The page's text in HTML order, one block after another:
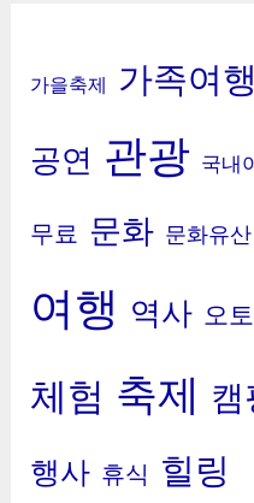
가을축제 가족여행
공연 관광 국내
무료 문화 문화유산
여행 역사 오
체험 축제 캠
행사 휴식 힐링